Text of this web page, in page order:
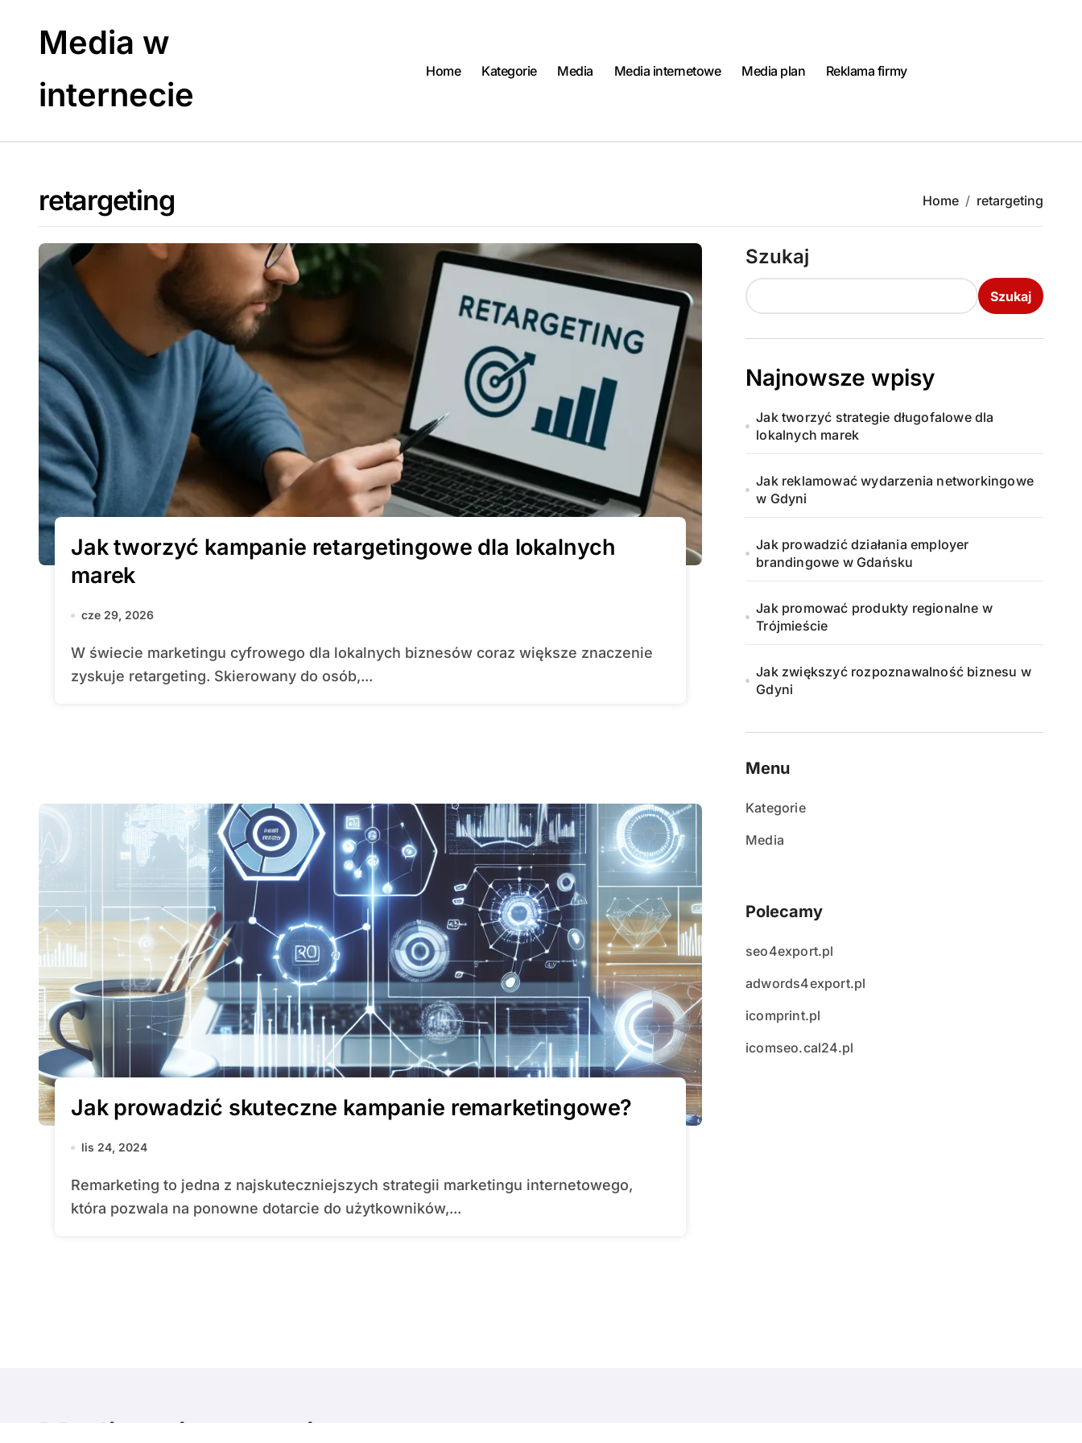
Media w
internecie
Home Kategorie Media Media internetowe Media plan Reklama firmy
retargeting Home retargeting
Jak tworzyć kampanie retargetingowe dla lokalnych
marek
cze 29, 2026
W świecie marketingu cyfrowego dla lokalnych biznesów coraz większe znaczenie
zyskuje retargeting. Skierowany do osób,...
Jak prowadzić skuteczne kampanie remarketingowe?
lis 24, 2024
Remarketing to jedna z najskuteczniejszych strategii marketingu internetowego,
która pozwala na ponowne dotarcie do użytkowników,...
Szukaj
Szukaj
Najnowsze wpisy
Jak tworzyć strategie długofalowe dla
lokalnych marek
Jak reklamować wydarzenia networkingowe
w Gdyni
Jak prowadzić działania employer
brandingowe w Gdańsku
Jak promować produkty regionalne w
Trójmieście
Jak zwiększyć rozpoznawalność biznesu w
Gdyni
Menu
Kategorie
Media
Polecamy
seo4export.pl
adwords4export.pl
icomprint.pl
icomseo.cal24.pl
Media w internecie